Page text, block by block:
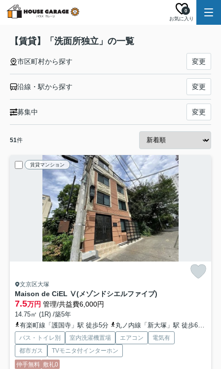
お気に入り
0
【賃貸】「洗面所独立」の一覧
市区町村から探す 変更
沿線・駅から探す 変更
募集中 変更
51件
賃貸マンション
文京区大塚
Maison de CiEL Ⅴ(メゾンドシエルファイブ)
7.5万円 管理/共益費6,000円
14.75㎡ (1R) /築5年
有楽町線「護国寺」駅 徒歩5分
丸ノ内線「新大塚」駅 徒歩6分
バス・トイレ別 室内洗濯機置場 エアコン
電気有
都市ガス
TVモニタ付インターホン
仲手無料 敷礼0